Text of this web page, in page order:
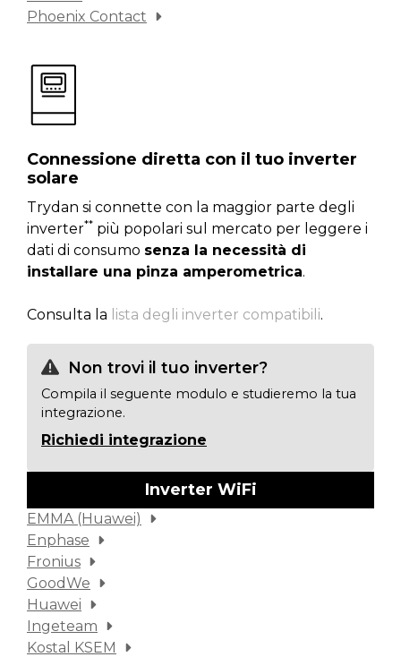
Phoenix Contact
Connessione diretta con il tuo inverter
solare
Trydan si connette con la maggior parte degli
inverter** più popolari sul mercato per leggere i
dati di consumo senza la necessità di
installare una pinza amperometrica.
Consulta la lista degli inverter compatibili.
Non trovi il tuo inverter?
Compila il seguente modulo e studieremo la tua
integrazione.
Richiedi integrazione
Inverter WiFi
EMMA (Huawei)
Enphase
Fronius
GoodWe
Huawei
Ingeteam
Kostal KSEM